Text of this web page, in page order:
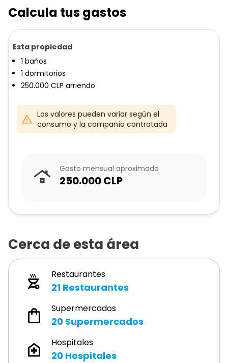
Calcula tus gastos
Esta propiedad
1 baños
1 dormitorios
250.000 CLP arriendo
Los valores pueden variar según el
consumo y la compañía contratada
Gasto mensual aproximado
250.000CLP
Cerca de esta área
Restaurantes
21 Restaurantes
Supermercados
20 Supermercados
Hospitales
20 Hospitales